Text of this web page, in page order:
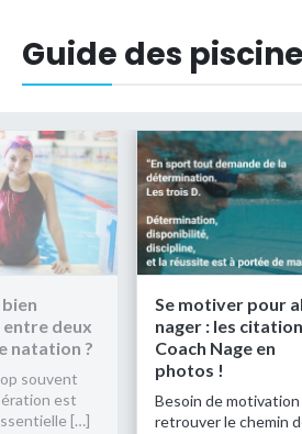
Guide des
deux
natation ?
souvent
est
[…]
Se motiver pour
nager : les
Coach Nage en
photos !
Besoin de
retrouver le chemin